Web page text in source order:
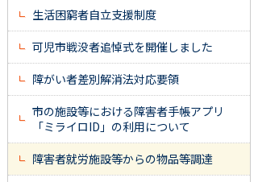
生活困窮者自立支援制度
可児市戦没者追悼式を開催しました
障がい者差別解消法対応要領
市の施設等における障害者手帳アプリ
「ミライロID」の利用について
障害者就労施設等からの物品等調達